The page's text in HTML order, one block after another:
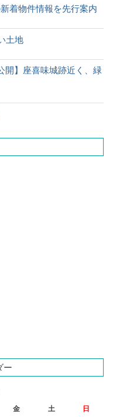
着物件情報を先行案内
土地
開】座喜味城跡近く、緑
ー
金 土
日